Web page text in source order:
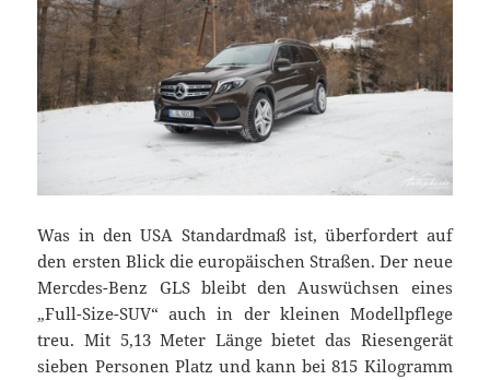
Was in den USA Standardmaß ist, überfordert auf
den ersten Blick die europäischen Straßen. Der neue
Mercdes-Benz GLS bleibt den Auswüchsen eines
„Full-Size-SUV“ auch in der kleinen Modellpflege
treu. Mit 5,13 Meter Länge bietet das Riesengerät
sieben Personen Platz und kann bei 815 Kilogramm